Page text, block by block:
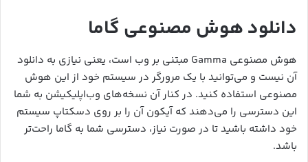
دانلود هوش مصنوعی گاما
هوش مصنوعی Gamma مبتنی بر وب است، یعنی نیازی به دانلود
آن نیست و می‌توانید با یک مرورگر در سیستم خود از این هوش
مصنوعی استفاده کنید. در کنار آن نسخه‌های وب‌اپلیکیشن به شما
این دسترسی را می‌دهند که آیکون آن را بر روی دسکتاپ سیستم
خود داشته باشید تا در صورت نیاز، دسترسی شما به گاما راحت‌تر
باشد.